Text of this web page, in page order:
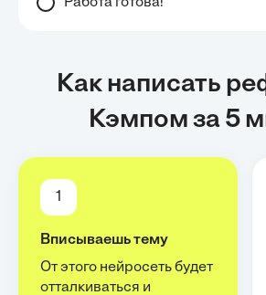
Как написать
Кэмпом за 5
1
Вписываешь тему
От этого нейросеть будет
отталкиваться и